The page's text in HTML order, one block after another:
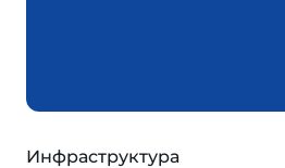
Инфраструктура